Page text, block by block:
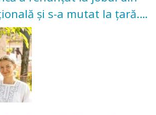
și s-a mutat la țară.
legume în grădina